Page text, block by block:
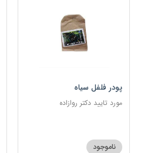
پودر فلفل سیاه
مورد تایید دکتر روازاده
ناموجود